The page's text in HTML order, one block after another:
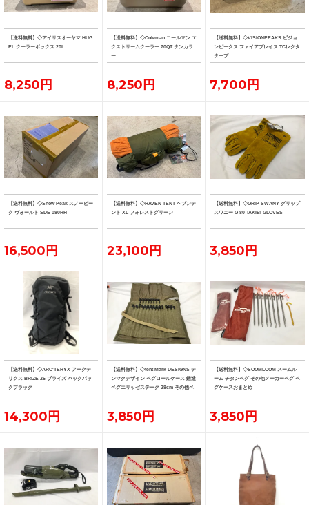
【送料無料】◇アイリスオーヤマ HUG
EL クーラーボックス 20L
8,250円
【送料無料】◇Coleman コールマン エ
クストリームクーラー 70QT タンカラ
ー
8,250円
【送料無料】◇VISIONPEAKS ビジョ
ンピークス ファイアプレイス TCレクタ
タープ
7,700円
【送料無料】◇Snow Peak スノーピー
ク ヴォールト SDE-080RH
16,500円
【送料無料】◇HAVEN TENT ヘブンテ
ント XL フォレストグリーン
23,100円
【送料無料】◇GRIP SWANY グリップ
スワニー G-80 TAKIBI GLOVES
3,850円
【送料無料】◇ARC'TERYX アークテ
リクス BRIZE 25 ブライズ バックパッ
クブラック
14,300円
【送料無料】◇tent-Mark DESIGNS テ
ンマクデザイン ペグロールケース 鍛造
ペグエリッゼステーク 28cm その他ペ
グおまとめ
3,850円
【送料無料】◇SOOMLOOM スームル
ーム チタンペグ その他メーカーペグ ペ
グケースおまとめ
3,850円